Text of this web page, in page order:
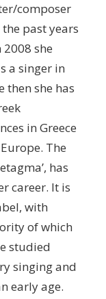
composer
past years
she
a singer in
she has
in Greece
The
has
career. It is
with
of which
studied
singing and
early age.